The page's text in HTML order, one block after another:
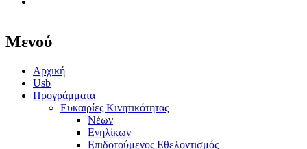
Μενού
Αρχική
Usb
Προγράμματα
Ευκαιρίες Κινητικότητας
Νέων
Ενηλίκων
Επιδοτούμενος Εθελοντισμός